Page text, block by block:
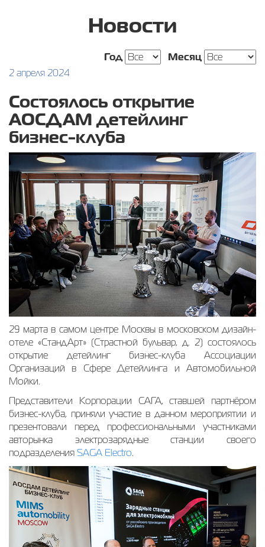
Новости
Год
Месяц
2 апреля 2024
Состоялось открытие
АОСДАМ детейлинг
бизнес-клуба
29 марта в самом центре Москвы в московском дизайн-
отеле «СтандАрт» (Страстной бульвар, д. 2) состоялось
открытие детейлинг бизнес-клуба Ассоциации
Организаций в Сфере Детейлинга и Автомобильной
Мойки.
Представители Корпорации САГА, ставшей партнёром
бизнес-клуба, приняли участие в данном мероприятии и
презентовали перед профессиональными участниками
авторынка электрозарядные станции своего
подразделенияSAGA Electro.